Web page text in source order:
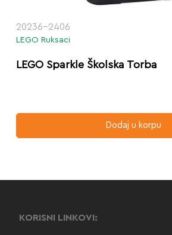
20236-2406
LEGO Ruksaci
LEGO Sparkle Školska Torba
Dodaj u korpu
KORISNI LINKOVI: